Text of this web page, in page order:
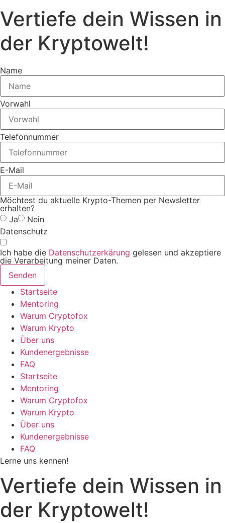
Vertiefe dein Wissen in
der Kryptowelt!
Name
Vorwahl
Telefonnummer
E-Mail
Möchtest du aktuelle Krypto-Themen per Newsletter
erhalten?
Ja
Nein
Datenschutz
Ich habe die Datenschutzerkärung gelesen und akzeptiere
die Verarbeitung meiner Daten.
Senden
Startseite
Mentoring
Warum Cryptofox
Warum Krypto
Über uns
Kundenergebnisse
FAQ
Startseite
Mentoring
Warum Cryptofox
Warum Krypto
Über uns
Kundenergebnisse
FAQ
Lerne uns kennen!
Vertiefe dein Wissen in
der Kryptowelt!